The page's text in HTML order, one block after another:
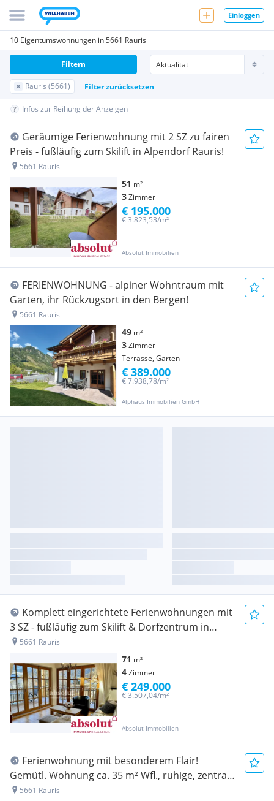
Einloggen
10 Eigentumswohnungen in 5661 Rauris
Rauris (5661) Filter zurücksetzen
Filtern
Infos zur Reihung der Anzeigen
Geräumige Ferienwohnung mit 2 SZ zu fairen
Preis - fußläufig zum Skilift in Alpendorf Rauris!
5661 Rauris
51 m²
3Zimmer
Absolut Immobilien
€ 3.823,53/m²
€ 195.000
FERIENWOHNUNG - alpiner Wohntraum mit
Garten, ihr Rückzugsort in den Bergen!
5661 Rauris
49 m²
3Zimmer
Terrasse, Garten
Alphaus Immobilien GmbH
€ 7.938,78/m²
€ 389.000
Komplett eingerichtete Ferienwohnungen mit
3 SZ - fußläufig zum Skilift & Dorfzentrum in
Rauris!
5661 Rauris
71 m²
4Zimmer
Absolut Immobilien
€ 3.507,04/m²
€ 249.000
Ferienwohnung mit besonderem Flair!
Gemütl. Wohnung ca. 35 m² Wfl., ruhige, zentrale
Lage in Rauris!
5661 Rauris